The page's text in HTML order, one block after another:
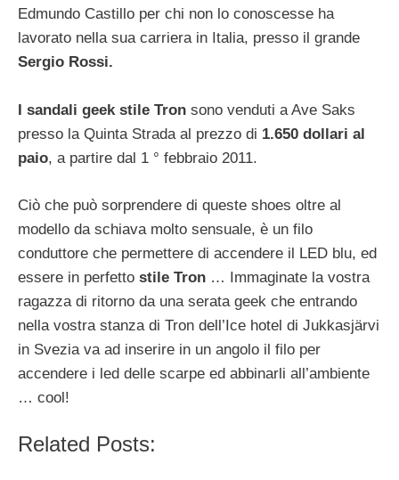
Edmundo Castillo per chi non lo conoscesse ha
lavorato nella sua carriera in Italia, presso il grande
Sergio Rossi.
I sandali geek stile Tron sono venduti a Ave Saks
presso la Quinta Strada al prezzo di 1.650 dollari al
paio, a partire dal 1 ° febbraio 2011.
Ciò che può sorprendere di queste shoes oltre al
modello da schiava molto sensuale, è un filo
conduttore che permettere di accendere il LED blu, ed
essere in perfetto stile Tron … Immaginate la vostra
ragazza di ritorno da una serata geek che entrando
nella vostra stanza di Tron dell’Ice hotel di Jukkasjärvi
in Svezia va ad inserire in un angolo il filo per
accendere i led delle scarpe ed abbinarli all’ambiente
… cool!
Related Posts: